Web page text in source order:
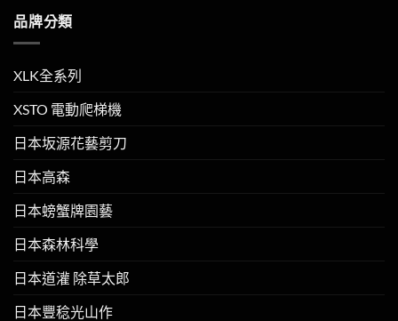
品牌分類
XLK全系列
XSTO 電動爬梯機
日本坂源花藝剪刀
日本高森
日本螃蟹牌園藝
日本森林科學
日本道灌 除草太郎
日本豐稔光山作